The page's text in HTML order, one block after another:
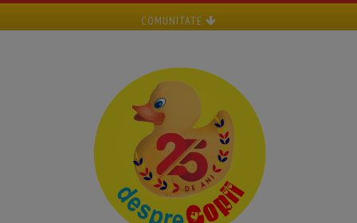
COMUNITATE